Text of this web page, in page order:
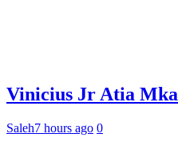
Vinicius Jr Atia
Saleh7 hours ago 0